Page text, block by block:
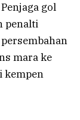
gol
penalti
mara ke
kempen